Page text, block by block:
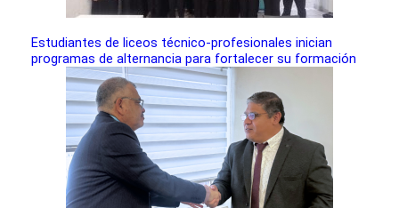
Estudiantes de liceos técnico-profesionales inician
programas de alternancia para fortalecer su formación